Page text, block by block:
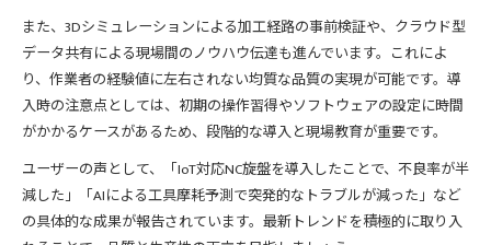
また、3Dシミュレーションによる加工経路の事前検証や、クラウド型
データ共有による現場間のノウハウ伝達も進んでいます。これによ
り、作業者の経験値に左右されない均質な品質の実現が可能です。導
入時の注意点としては、初期の操作習得やソフトウェアの設定に時間
がかかるケースがあるため、段階的な導入と現場教育が重要です。
ユーザーの声として、「IoT対応NC旋盤を導入したことで、不良率が半
減した」「AIによる工具摩耗予測で突発的なトラブルが減った」など
の具体的な成果が報告されています。最新トレンドを積極的に取り入